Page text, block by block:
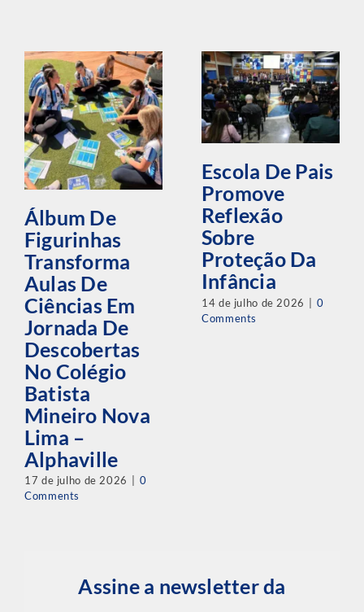
Álbum De
Figurinhas
Transforma
Aulas De
Ciências Em
Jornada De
Descobertas
No Colégio
Batista
Mineiro Nova
Lima –
Alphaville
17 de julho de 2026
0
Comments
Escola De Pais
Promove
Reflexão
Sobre
Proteção Da
Infância
14 de julho de 2026 | 0
Comments
Assine a newsletter da